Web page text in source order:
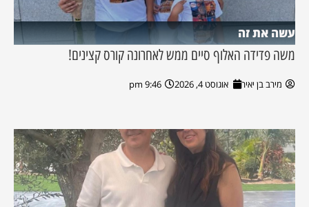
עשה את זה
משה פדידה האלוף סיים ממש לאחרונה קורס קצינים!
מירב בן יאיר אוגוסט 4, 2026 9:46 pm